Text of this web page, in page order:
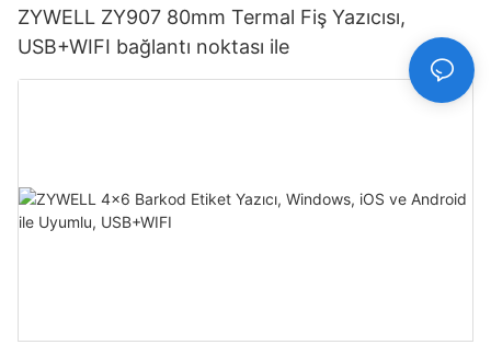
ZYWELL ZY907 80mm Termal Fiş Yazıcısı,
USB+WIFI bağlantı noktası ile